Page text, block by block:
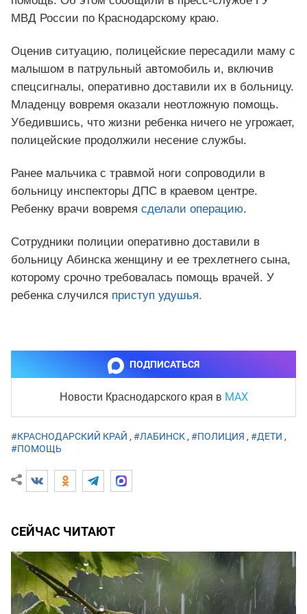
МВД России по Краснодарскому краю.
Оценив ситуацию, полицейские пересадили маму с
малышом в патрульный автомобиль и, включив
спецсигналы, оперативно доставили их в больницу.
Младенцу вовремя оказали неотложную помощь.
Убедившись, что жизни ребенка ничего не угрожает,
полицейские продолжили несение службы.
Ранее мальчика с травмой ноги сопроводили в
больницу инспекторы ДПС в краевом центре.
Ребенку врачи вовремя сделали операцию.
Сотрудники полиции оперативно доставили в
больницу Абинска женщину и ее трехлетнего сына,
которому срочно требовалась помощь врачей. У
ребенка случился приступ удушья.
ПОДПИСАТЬСЯ
Новости Краснодарского края в MAX
#КРАСНОДАРСКИЙ КРАЙ , #ЛАБИНСК, #ПОЛИЦИЯ , #ДЕТИ ,
#ПОМОЩЬ
СЕЙЧАС ЧИТАЮТ